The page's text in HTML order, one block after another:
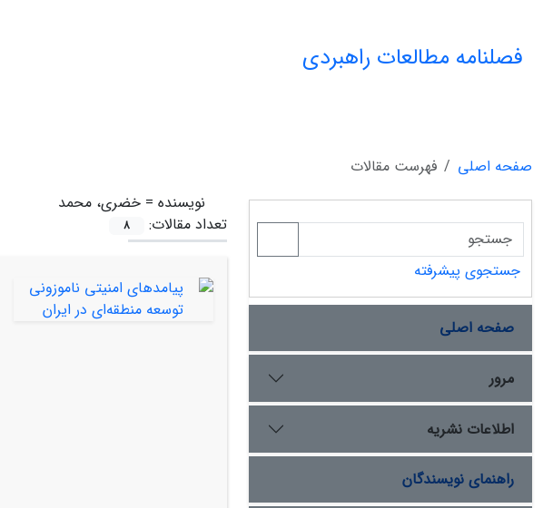
فصلنامه مطالعات راهبردی
صفحه اصلی
فهرست مقالات
نویسنده = خضری، محمد
تعداد مقالات:
8
جستجوی پیشرفته
صفحه اصلی
مرور
اطلاعات نشریه
راهنمای نویسندگان